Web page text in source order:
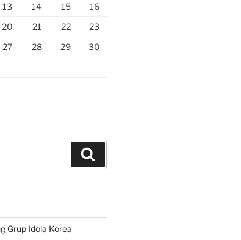
13 14 15
16
20 21 22
23
27 28 29
30
Grup Idola Korea